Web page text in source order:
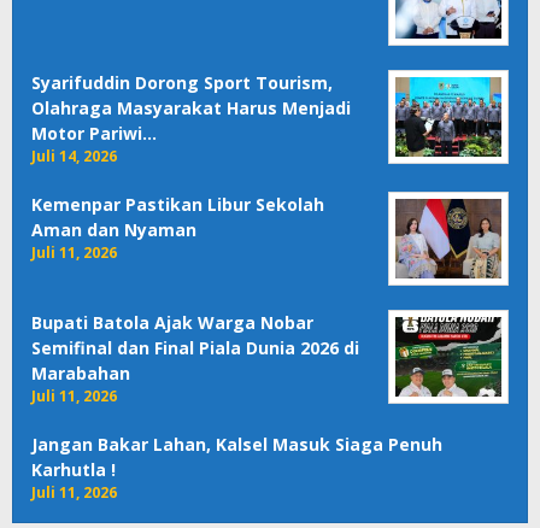
Syarifuddin Dorong Sport Tourism,
Olahraga Masyarakat Harus Menjadi
Motor Pariwi…
Juli 14, 2026
Kemenpar Pastikan Libur Sekolah
Aman dan Nyaman
Juli 11, 2026
Bupati Batola Ajak Warga Nobar
Semifinal dan Final Piala Dunia 2026 di
Marabahan
Juli 11, 2026
Jangan Bakar Lahan, Kalsel Masuk Siaga Penuh
Karhutla !
Juli 11, 2026